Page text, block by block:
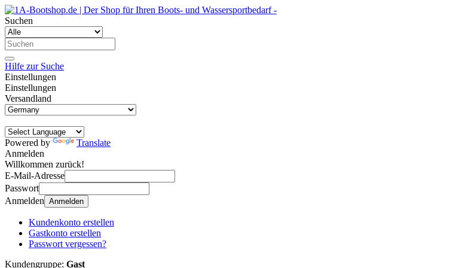
Suchen
Hilfe zur Suche
Einstellungen
Einstellungen
Versandland
Powered by
Translate
Anmelden
Willkommen zurück!
E-Mail-Adresse
Passwort
Anmelden Anmelden
Kundenkonto erstellen
Gastkonto erstellen
Passwort vergessen?
Kundengruppe: Gast